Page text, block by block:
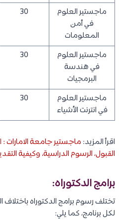
ماجستير العلوم
في أمن
المعلومات
30
ماجستير العلوم
في هندسة
البرمجيات
30
ماجستير العلوم
في انترنت الأشياء
30
اقرأ المزيد: ماجستير جامعة
القبول، الرسوم الدراسية، وكيفية
برامج الدكتوراه:
تختلف رسوم برامج الدكتوراه
لكل برنامج، كما يلي: